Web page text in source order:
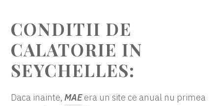
CONDITII DE
CALATORIE IN
SEYCHELLES:
Daca inainte,MAEera un site ce anual nu primea